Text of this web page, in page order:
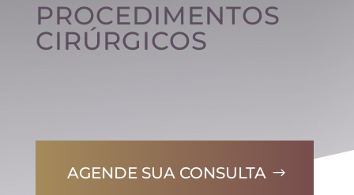
PROCEDIMENTOS
CIRÚRGICOS
AGENDE SUA CONSULTA